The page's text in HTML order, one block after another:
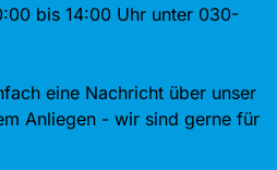
bis 14:00 Uhr unter 030-
eine Nachricht über unser
Anliegen - wir sind gerne für